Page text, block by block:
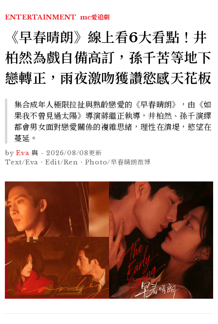
ENTERTAINMENT mc愛追劇
《早春晴朗》線上看6大看點！井
柏然為戲自備高訂，孫千苦等地下
戀轉正，雨夜激吻獲讚慾感天花板
集合成年人極限拉扯與熟齡戀愛的《早春晴朗》，由《如
果我不曾見過太陽》導演蔣繼正執導，井柏然、孫千演繹
都會男女面對戀愛關係的複雜思緒，理性在潰堤，慾望在
蔓延。
by Eva 與 -2026/08/08更新
Text/Eva、Edit/Ren、Photo/早春晴朗微博